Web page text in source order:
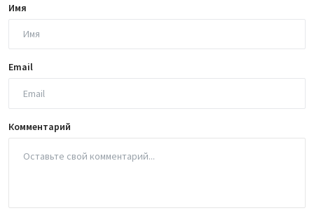
Имя
Email
Комментарий